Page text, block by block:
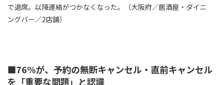
で退席。以降連絡がつかなくなった。（大阪府／居酒屋・ダイニ
ングバー／2店舗）
■76%が、予約の無断キャンセル・直前キャンセル
を「重要な問題」と認識